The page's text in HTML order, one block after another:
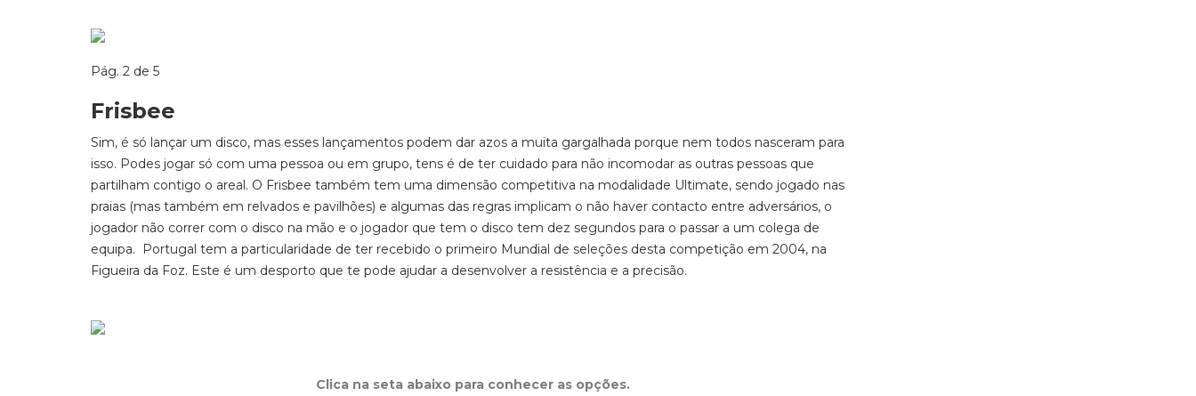
Pág. 2 de 5
Frisbee
Sim, é só lançar um disco, mas esses lançamentos podem dar azos a muita gargalhada porque nem todos nasceram para
isso. Podes jogar só com uma pessoa ou em grupo, tens é de ter cuidado para não incomodar as outras pessoas que
partilham contigo o areal. O Frisbee também tem uma dimensão competitiva na modalidade Ultimate, sendo jogado nas
praias (mas também em relvados e pavilhões) e algumas das regras implicam o não haver contacto entre adversários, o
jogador não correr com o disco na mão e o jogador que tem o disco tem dez segundos para o passar a um colega de
equipa. Portugal tem a particularidade de ter recebido o primeiro Mundial de seleções desta competição em 2004, na
Figueira da Foz. Este é um desporto que te pode ajudar a desenvolver a resistência e a precisão.
Clica na seta abaixo para conhecer as opções.